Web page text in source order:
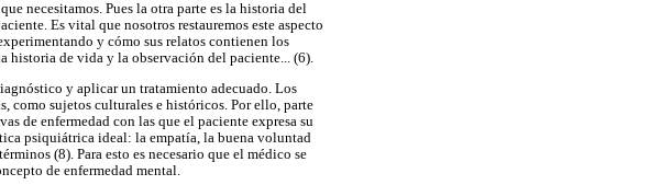
necesitamos. Pues la otra parte es la historia del
Es vital que nosotros restauremos este aspecto
y cómo sus relatos contienen los
historia de vida y la observación del paciente... (6).
y aplicar un tratamiento adecuado. Los
como sujetos culturales e históricos. Por ello, parte
de enfermedad con las que el paciente expresa su
psiquiátrica ideal: la empatía, la buena voluntad
(8). Para esto es necesario que el médico se
de enfermedad mental.